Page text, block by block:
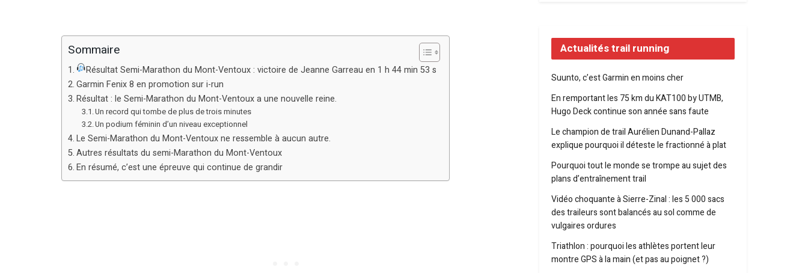
Sommaire
Résultat Semi-Marathon du Mont-Ventoux : victoire de Jeanne Garreau en 1 h 44 min 53 s
Garmin Fenix 8 en promotion sur i-run
Résultat : le Semi-Marathon du Mont-Ventoux a une nouvelle reine.
Un record qui tombe de plus de trois minutes
Un podium féminin d’un niveau exceptionnel
Le Semi-Marathon du Mont-Ventoux ne ressemble à aucun autre.
Autres résultats du semi-Marathon du Mont-Ventoux
En résumé, c’est une épreuve qui continue de grandir
Actualités trail running
Suunto, c’est Garmin en moins cher
En remportant les 75 km du KAT100 by UTMB,
Hugo Deck continue son année sans faute
Le champion de trail Aurélien Dunand-Pallaz
explique pourquoi il déteste le fractionné à plat
Pourquoi tout le monde se trompe au sujet des
plans d’entraînement trail
Vidéo choquante à Sierre-Zinal : les 5 000 sacs
des traileurs sont balancés au sol comme de
vulgaires ordures
Triathlon : pourquoi les athlètes portent leur
montre GPS à la main (et pas au poignet ?)